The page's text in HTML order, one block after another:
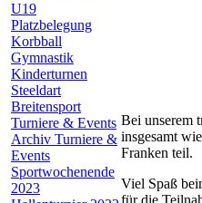
U19
Platzbelegung
Korbball
Gymnastik
Kinderturnen
Steeldart
Breitensport
Turniere & Events
Archiv Turniere &
Events
Sportwochenende
2023
Bei unserem
insgesamt
Franken teil.
Viel Spaß
für die